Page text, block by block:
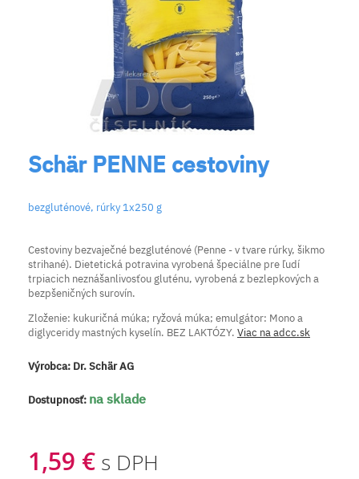
Schär PENNE cestoviny
bezgluténové, rúrky 1x250 g
Cestoviny bezvaječné bezgluténové (Penne - v tvare rúrky, šikmo
strihané). Dietetická potravina vyrobená špeciálne pre ľudí
trpiacich neznášanlivosťou gluténu, vyrobená z bezlepkových a
bezpšeničných surovín.
Zloženie: kukuričná múka; ryžová múka; emulgátor: Mono a
diglyceridy mastných kyselín. BEZ LAKTÓZY. Viac na adcc.sk
Výrobca: Dr. Schär AG
Dostupnosť: na sklade
1,59 € s DPH